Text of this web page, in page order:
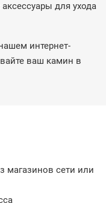
для ухода
интернет-
ваш камин в
магазинов сети или